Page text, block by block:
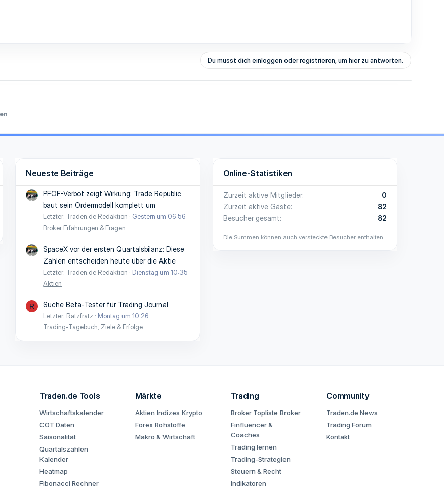
Du musst dich einloggen oder registrieren, um hier zu antworten.
Neueste Beiträge
PFOF-Verbot zeigt Wirkung: Trade Republic
baut sein Ordermodell komplett um
Letzter: Traden.de Redaktion
Gestern um 06:56
Broker Erfahrungen & Fragen
SpaceX vor der ersten Quartalsbilanz: Diese
Zahlen entscheiden heute über die Aktie
Letzter: Traden.de Redaktion
Dienstag um 10:35
Aktien
R Suche Beta-Tester für Trading Journal
Letzter: Ratzfratz
Montag um 10:26
Trading-Tagebuch, Ziele & Erfolge
Online-Statistiken
Zurzeit aktive Mitglieder
0
Zurzeit aktive Gäste
82
Besucher gesamt
82
Die Summen können auch versteckte Besucher enthalten.
Traden.de Tools
Wirtschaftskalender
COT Daten
Saisonalität
Quartalszahlen
Kalender
Heatmap
Fibonacci Rechner
Märkte
Aktien Indizes Krypto
Forex Rohstoffe
Makro & Wirtschaft
Trading
Broker Topliste Broker
Finfluencer &
Coaches
Trading lernen
Trading-Strategien
Steuern & Recht
Indikatoren
Community
Traden.de News
Trading Forum
Kontakt